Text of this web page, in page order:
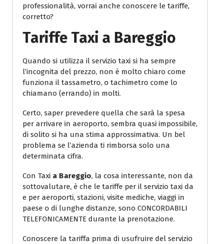
professionalità, vorrai anche conoscere le tariffe,
corretto?
Tariffe Taxi a Bareggio
Quando si utilizza il servizio taxi si ha sempre
l’incognita del prezzo, non è molto chiaro come
funziona il tassametro, o tachimetro come lo
chiamano (errando) in molti.
Certo, saper prevedere quella che sarà la spesa
per arrivare in aeroporto, sembra quasi impossibile,
di solito si ha una stima approssimativa. Un bel
problema se l’azienda ti rimborsa solo una
determinata cifra.
Con Taxi a Bareggio, la cosa interessante, non da
sottovalutare, è che le tariffe per il servizio taxi da
e per aeroporti, stazioni, visite mediche, viaggi in
paese o di lunghe distanze, sono CONCORDABILI
TELEFONICAMENTE durante la prenotazione.
Conoscere la tariffa prima di usufruire del servizio